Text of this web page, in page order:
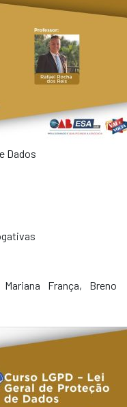
Dados
França, Breno